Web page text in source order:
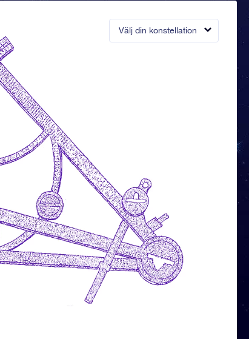
Välj din konstellation